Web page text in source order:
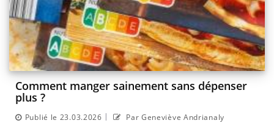
Comment manger sainement sans dépenser
plus ?
Publié le 23.03.2026 | Par Geneviève Andrianaly